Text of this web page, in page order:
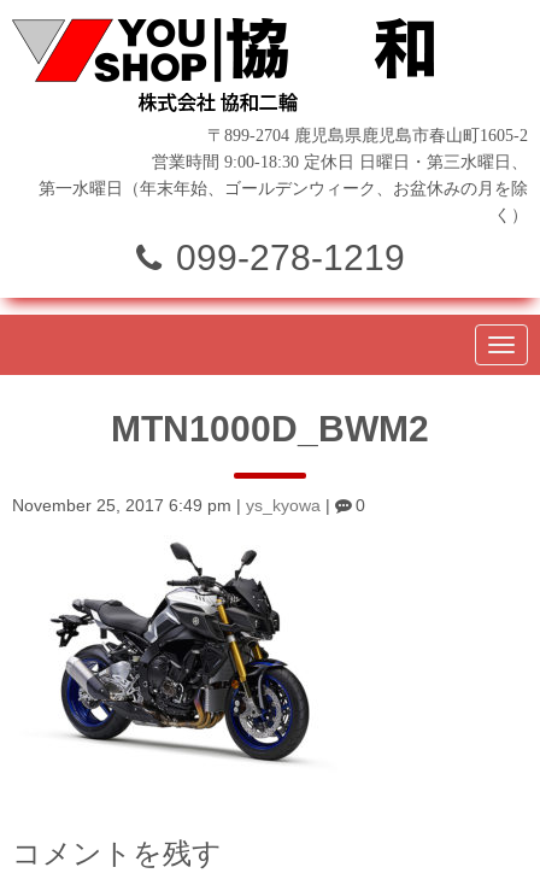
〒899-2704 鹿児島県鹿児島市春山町1605-2
営業時間 9:00-18:30 定休日 日曜日・第三水曜日、
第一水曜日（年末年始、ゴールデンウィーク、お盆休みの月を除
く）
099-278-1219
N
a
MTN1000D_BWM2
November 25, 2017 6:49 pm ys_kyowa 0
コメントを残す